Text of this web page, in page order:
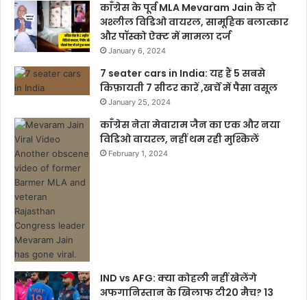
काँग्रेस के पूर्व MLA Mevaram Jain के दो
अश्लील विडिओ वायरल, सामूहिक बलात्कार
और पॉस्को ऐक्ट में मामला दर्ज
January 6, 2024
7 seater cars in India: यह हैं 5 सबसे
किफ़ायती 7 सीटर कारें ,खर्चें में पैसा वसूल
January 25, 2024
काँग्रेस नेता मेवाराम जैन का एक और नया
विडिओ वायरल, नहीं थम रही मुश्किलें
February 1, 2024
IND vs AFG: क्या कोहली नहीं खेलेंगे
अफगानिस्तान के खिलाफ टी20 मैच? 13